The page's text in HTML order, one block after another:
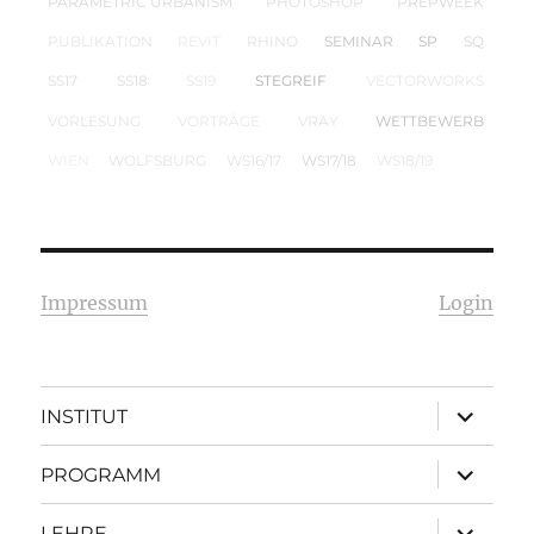
PUBLIKATION RHINO SEMINAR SP SQ
SS17 SS18 SS19 STEGREIF VECTORWORKS
VORLESUNG VORTRÄGE VRAY WETTBEWERB
WOLFSBURG WS16/17 WS17/18 WS18/19
Impressum Login
INSTITUT
öffnen
PROGRAMM
öffnen